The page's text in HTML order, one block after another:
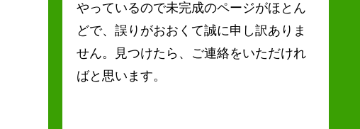
やっているので未完成のページがほとん
どで、誤りがおおくて誠に申し訳ありま
せん。見つけたら、ご連絡をいただけれ
ばと思います。